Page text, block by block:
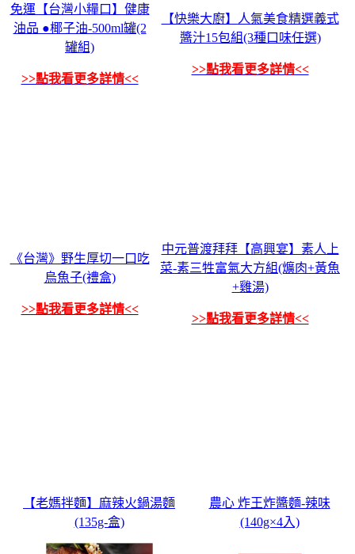
免運【台灣小糧口】健康
油品 ●椰子油-500ml罐(2
罐組)
>>點我看更多詳情<<
【快樂大廚】人氣美食精選義式
醬汁15包組(3種口味任選)
>>點我看更多詳情<<
《台灣》野生厚切一口吃
烏魚子(禮盒)
>>點我看更多詳情<<
中元普渡拜拜【高興宴】素人上
菜-素三牲富氣大方組(爌肉+黃魚
+雞湯)
>>點我看更多詳情<<
【老媽拌麵】麻辣火鍋湯麵
(135g-盒)
農心 炸王炸醬麵-辣味
(140g×4入)